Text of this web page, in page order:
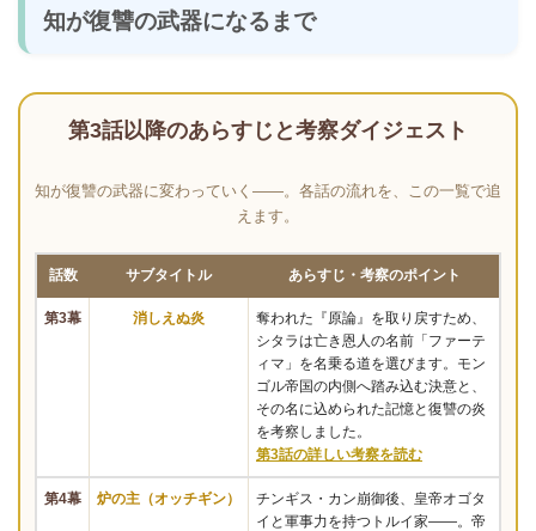
知が復讐の武器になるまで
第3話以降のあらすじと考察ダイジェスト
知が復讐の武器に変わっていく――。各話の流れを、この一覧で追
えます。
話数 サブタイトル あらすじ・考察のポイント
第3幕 消しえぬ炎
奪われた『原論』を取り戻すため、
シタラは亡き恩人の名前「ファーテ
ィマ」を名乗る道を選びます。モン
ゴル帝国の内側へ踏み込む決意と、
その名に込められた記憶と復讐の炎
を考察しました。
第3話の詳しい考察を読む
第4幕 炉の主（オッチギン）
チンギス・カン崩御後、皇帝オゴタ
イと軍事力を持つトルイ家――。帝